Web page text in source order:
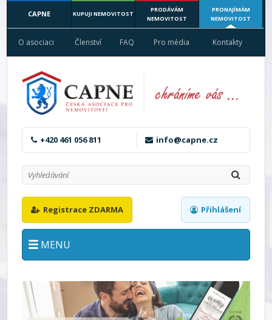
CAPNE KUPUJI NEMOVITOST
PRODÁVÁM
NEMOVITOST
PRONAJÍMÁM
NEMOVITOST
O asociaci Členství FAQ Pro média Kontakty
+420 461 056 811 info@capne.cz
Registrace ZDARMA Přihlášení
MENU